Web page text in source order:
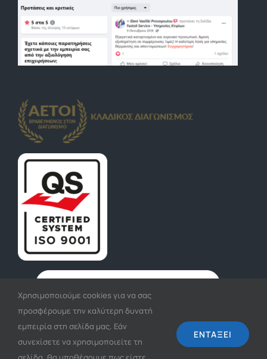
ΕΓΓΡΑΦΉ
Χρησιμοποιούμε cookies για να σας
προσφέρουμε την καλύτερη δυνατή
εμπειρία στη σελίδα μας. Εάν
συνεχίσετε να χρησιμοποιείτε τη
ΕΝΤΆΞΕΙ